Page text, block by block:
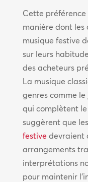
Cette
manière dont les
musique festive
sur leurs
des acheteurs
La musique
genres comme le
qui complètent
suggèrent que les
festive devraient
arrangements
interprétations
pour maintenir